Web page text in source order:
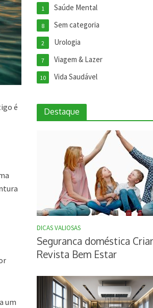
é
um
Saúde Mental
1
Sem categoria
8
Urologia
2
Viagem & Lazer
7
Vida Saudável
10
Destaque
DICAS VALIOSAS
Seguranca doméstica
Revista Bem Estar